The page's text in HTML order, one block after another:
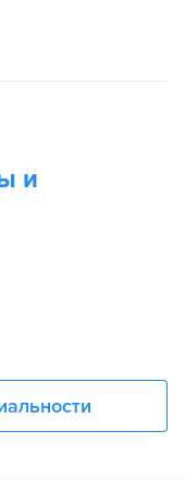
и